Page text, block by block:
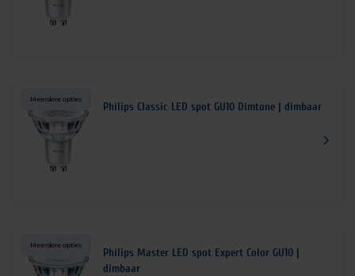
Meerdere opties
Philips Classic LED spot GU10 Dimtone | dimbaar
Meerdere opties
Philips Master LED spot Expert Color GU10 |
dimbaar